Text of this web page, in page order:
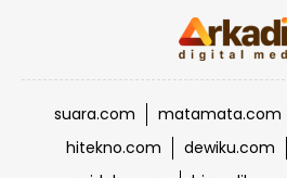
suara.com matamata.com
hitekno.com
dewiku.com